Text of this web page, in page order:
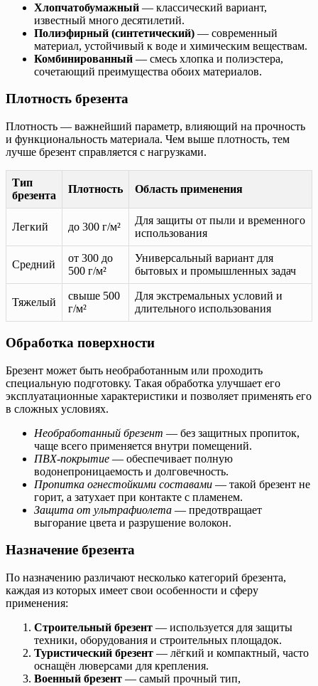
Хлопчатобумажный — классический вариант,
известный много десятилетий.
Полиэфирный (синтетический) — современный
материал, устойчивый к воде и химическим веществам.
Комбинированный — смесь хлопка и полиэстера,
сочетающий преимущества обоих материалов.
Плотность брезента
Плотность — важнейший параметр, влияющий на прочность
и функциональность материала. Чем выше плотность, тем
лучше брезент справляется с нагрузками.
Тип
брезента
Плотность Область применения
Легкий до 300 г/м²
Для защиты от пыли и временного
использования
Средний
от 300 до
500 г/м²
Универсальный вариант для
бытовых и промышленных задач
Тяжелый
свыше 500
г/м²
Для экстремальных условий и
длительного использования
Обработка поверхности
Брезент может быть необработанным или проходить
специальную подготовку. Такая обработка улучшает его
эксплуатационные характеристики и позволяет применять его
в сложных условиях.
Необработанный брезент — без защитных пропиток,
чаще всего применяется внутри помещений.
ПВХ-покрытие — обеспечивает полную
водонепроницаемость и долговечность.
Пропитка огнестойкими составами — такой брезент не
горит, а затухает при контакте с пламенем.
Защита от ультрафиолета — предотвращает
выгорание цвета и разрушение волокон.
Назначение брезента
По назначению различают несколько категорий брезента,
каждая из которых имеет свои особенности и сферу
применения:
Строительный брезент — используется для защиты
техники, оборудования и строительных площадок.
Туристический брезент — лёгкий и компактный, часто
оснащён люверсами для крепления.
Военный брезент — самый прочный тип,